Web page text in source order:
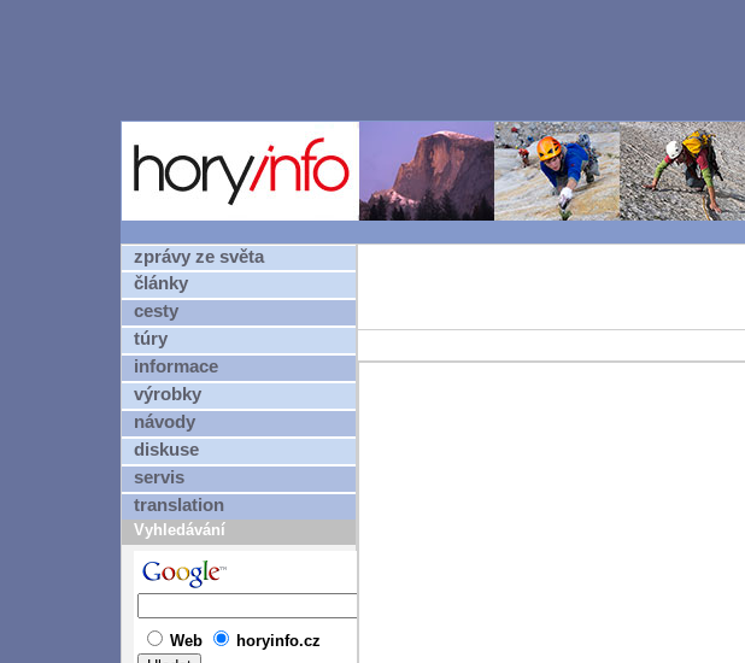
zprávy ze světa
články
cesty
túry
informace
výrobky
návody
diskuse
servis
translation
Vyhledávání
Web horyinfo.cz